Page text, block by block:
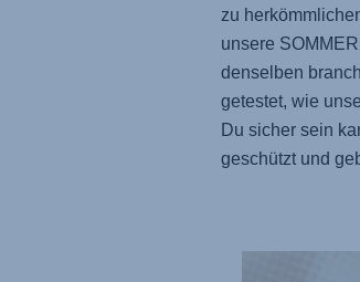
zu
unsere
denselben
getestet, wie
Du sicher sein
geschützt und